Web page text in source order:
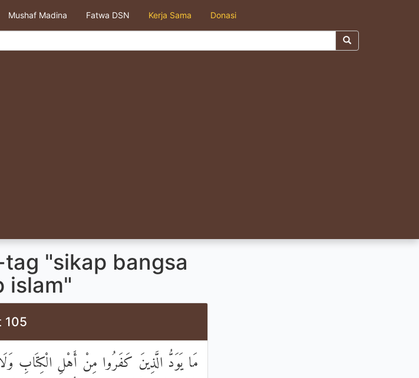
Mushaf Madina Fatwa DSN Kerja Sama Donasi
"sikap bangsa
islam"
105
مَا يَوَدُّ الَّذِينَ كَفَرُوا مِنْ أَهْلِ الْكِتَابِ